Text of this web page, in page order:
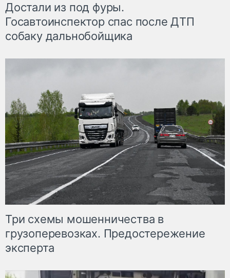
Достали из под фуры.
Госавтоинспектор спас после ДТП
собаку дальнобойщика
Три схемы мошенничества в
грузоперевозках. Предостережение
эксперта